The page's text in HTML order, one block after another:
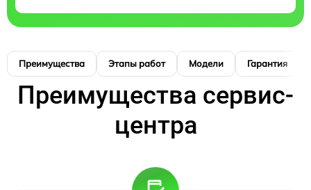
Преимущества Этапы работ Модели Гарантия
Преимущества сервис-
центра